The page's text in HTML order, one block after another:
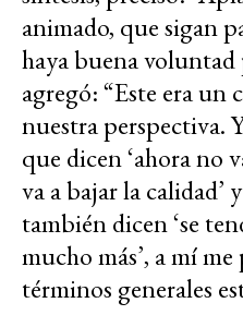
animado, que sigan
haya buena voluntad
agregó: “Este era un
nuestra perspectiva.
que dicen ‘ahora no
va a bajar la calidad’
también dicen ‘se
mucho más’, a mí
términos generales